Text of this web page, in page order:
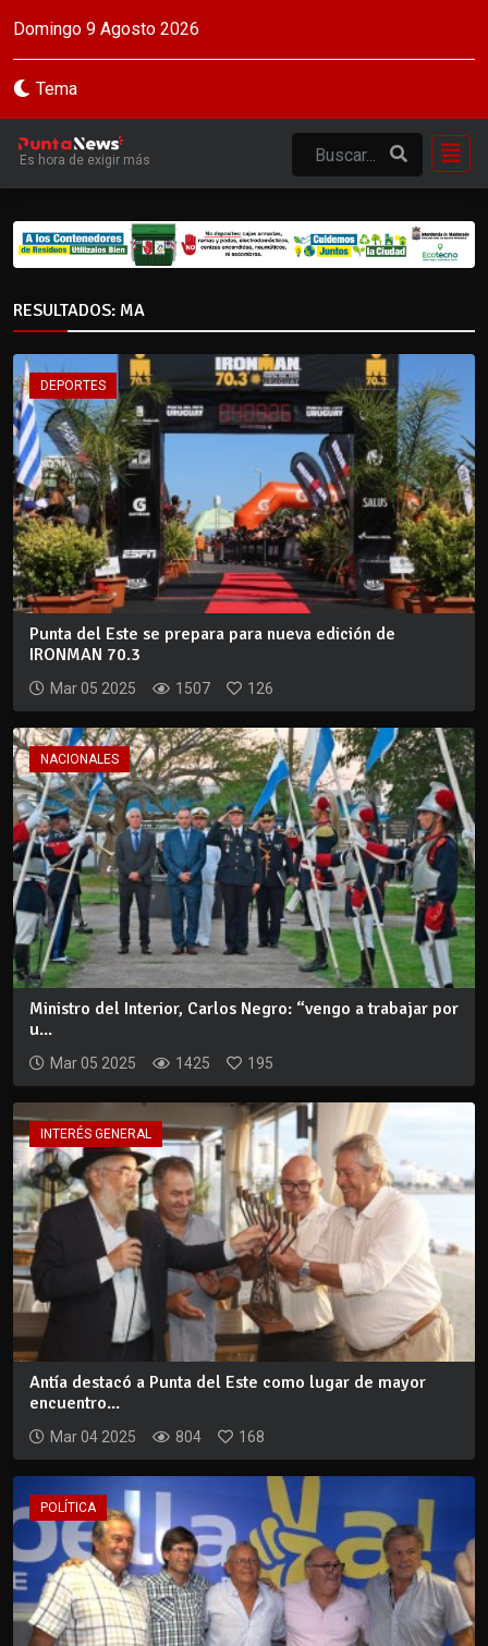
Domingo 9 Agosto 2026
Tema
Es hora de exigir más
RESULTADOS: MA
DEPORTES
Punta del Este se prepara para nueva edición de
IRONMAN 70.3
Mar 05 2025 1507 126
NACIONALES
Ministro del Interior, Carlos Negro: “vengo a trabajar por
u...
Mar 05 2025 1425 195
INTERÉS GENERAL
Antía destacó a Punta del Este como lugar de mayor
encuentro...
Mar 04 2025 804 168
POLÍTICA